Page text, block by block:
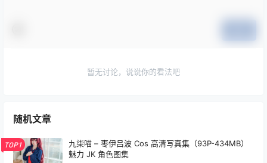
暂无讨论，说说你的看法吧
随机文章
TOP1
九柒喵 – 枣伊吕波 Cos 高清写真集（93P-434MB）
魅力 JK 角色图集